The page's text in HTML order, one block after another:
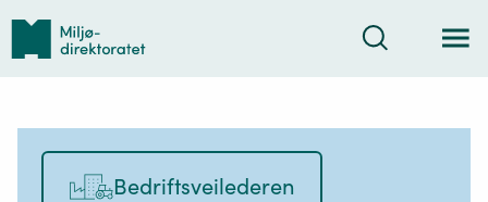
Tilbake
forsiden
Søk
Bedriftsveilederen